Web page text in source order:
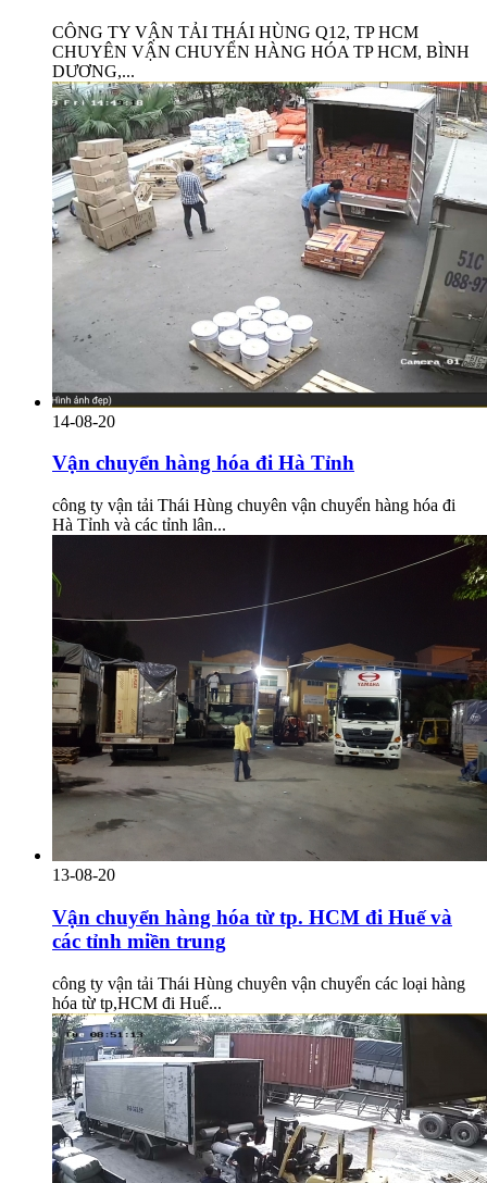
CÔNG TY VẬN TẢI THÁI HÙNG Q12, TP HCM
CHUYÊN VẬN CHUYỂN HÀNG HÓA TP HCM, BÌNH
DƯƠNG,...
14-08-20
Vận chuyển hàng hóa đi Hà Tỉnh
công ty vận tải Thái Hùng chuyên vận chuyển hàng hóa đi
Hà Tỉnh và các tỉnh lân...
13-08-20
Vận chuyển hàng hóa từ tp. HCM đi Huế và
các tỉnh miền trung
công ty vận tải Thái Hùng chuyên vận chuyển các loại hàng
hóa từ tp,HCM đi Huế...